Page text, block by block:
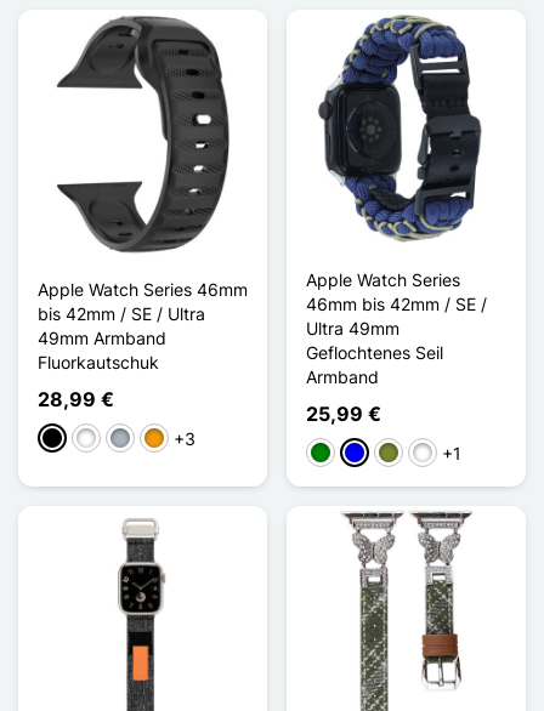
Apple Watch Series 46mm
bis 42mm / SE / Ultra
49mm Armband
Fluorkautschuk
28,99 €
Schwarz
WeißGrauOrange
+3
Apple Watch Series
46mm bis 42mm / SE /
Ultra 49mm
Geflochtenes Seil
Armband
25,99 €
GrünBlauKhakiNoir / Rouge
+1